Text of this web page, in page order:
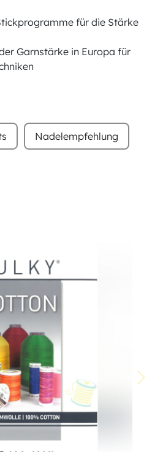
für die Stärke
Garnstärke in Europa für
Nadelempfehlung